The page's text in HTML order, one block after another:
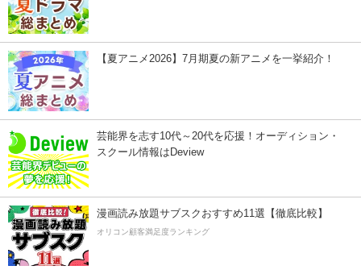
【夏アニメ2026】7月期夏の新アニメを一挙紹介！
芸能界を志す10代～20代を応援！オーディション・
スクール情報はDeview
漫画読み放題サブスクおすすめ11選【徹底比較】
オリコン顧客満足度ランキング